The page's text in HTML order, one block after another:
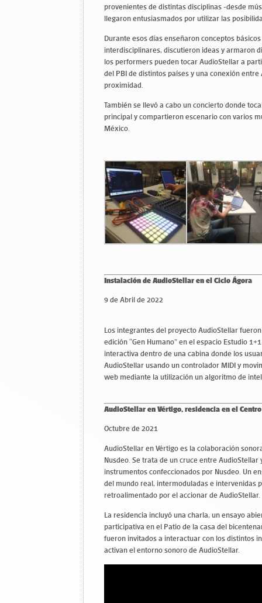
provenientes de distintas disciplinas -desde
llegaron entusiasmados por utilizar las
Durante esos días enseñaron conceptos
interdisciplinares, discutieron ideas y armaron
los performers pueden tocar AudioStellar a
del PBI de distintos países y una conexión
proximidad.
También se llevó a cabo un concierto donde
principal y compartieron escenario con varios
México.
Instalación de AudioStellar en el Ciclo Ágora
9 de Abril de 2022
Los integrantes del proyecto AudioStellar
edición “Gen Humano” en el espacio Estudio
interactiva dentro de una cabina donde los
AudioStellar usando un controlador MIDI y
web mediante la utilización un algoritmo de
AudioStellar en Vértigo, residencia en el
Octubre de 2021
AudioStellar en Vértigo es la colaboración
Nusdeo. Se trata de un cruce entre
instrumentos confeccionados por Nusdeo. Un
del mundo real, intermoduladas e intervenidas
retroalimentado por el accionar de AudioStellar.
La residencia incluyó una charla, un ensayo
participativa en el Patio de la casa del
fueron invitados a interactuar con los distintos
activan el entorno sonoro de AudioStellar.